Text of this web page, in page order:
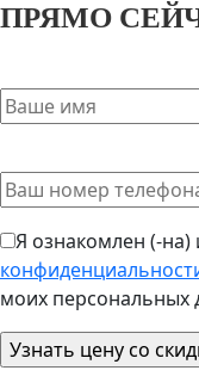
ПРЯМО
Я ознакомлен (-на)
моих персональных